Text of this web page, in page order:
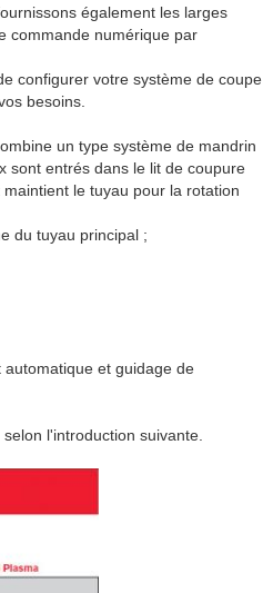
également les larges
commande numérique par
configurer votre système de coupe
besoins.
un type système de mandrin
sont entrés dans le lit de coupure
le tuyau pour la rotation
du tuyau principal ;
et guidage de
l'introduction suivante.